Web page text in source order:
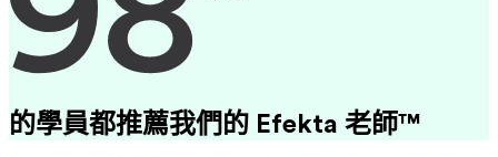
的學員都推薦我們的 Efekta 老師™